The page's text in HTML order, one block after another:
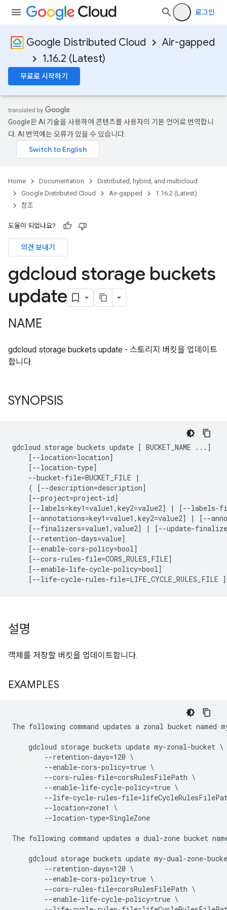
로그인
Google Distributed Cloud
Air-gapped
1.16.2 (Latest)
무료로 시작하기
Google은 AI 기술을 사용하여 콘텐츠를 사용자의 기본 언어로 번역합니
다. AI 번역에는 오류가 있을 수 있습니다.
Home Documentation
Distributed, hybrid, and multicloud
Google Distributed Cloud
Air-gapped
1.16.2 (Latest)
참조
도움이 되었나요?
의견 보내기
gdcloud storage buckets
update
NAME
gdcloud storage buckets update - 스토리지 버킷을 업데이트
합니다.
SYNOPSIS
gdcloud storage buckets update [ BUCKET_NAME ...]
    [--location=location]
    [--location-type]
    --bucket-file=BUCKET_FILE |
    ( [--description=description]
    [--project=project-id]
[--labels=key1=value1,key2=value2] | [--labels-
[--annotations=key1=value1,key2=value2] | [--
[--finalizers=value1,value2] | [--update-
    [--retention-days=value]
    [--enable-cors-policy=bool]
    [--cors-rules-file=CORS_RULES_FILE]
    [--enable-life-cycle-policy=bool]
설명
객체를 저장할 버킷을 업데이트합니다.
EXAMPLES
The following command updates a zonal bucket named
    gdcloud storage buckets update my-zonal-bucket \
        --retention-days=120 \
        --enable-cors-policy=true \
        --cors-rules-file=corsRulesFilePath \
        --enable-life-cycle-policy=true \
--life-cycle-rules-
        --location=zone1 \
        --location-type=SingleZone
The following command updates a dual-zone bucket
gdcloud storage buckets update my-dual-zone-
        --retention-days=120 \
        --enable-cors-policy=true \
        --cors-rules-file=corsRulesFilePath \
        --enable-life-cycle-policy=true \